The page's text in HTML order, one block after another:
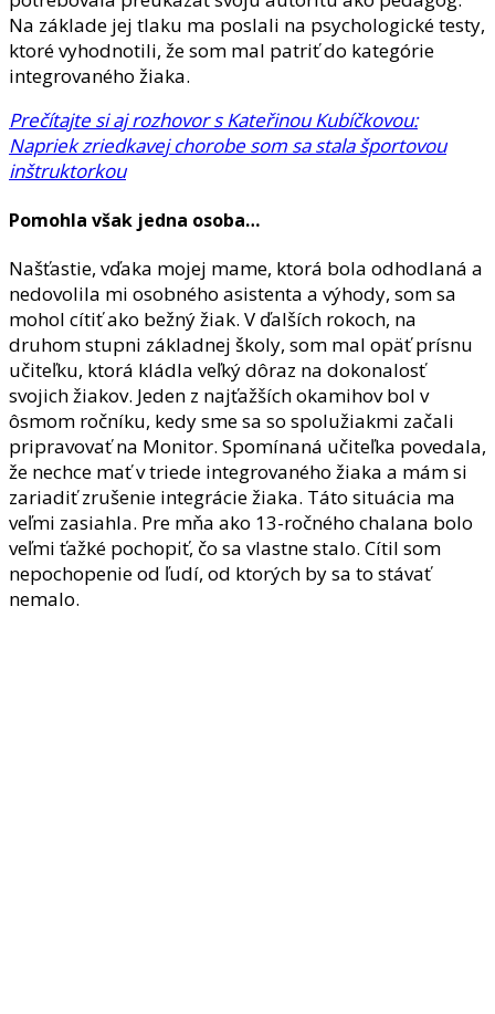
Na základe jej tlaku ma poslali na psychologické testy,
ktoré vyhodnotili, že som mal patriť do kategórie
integrovaného žiaka.
Prečítajte si aj rozhovor s Kateřinou Kubíčkovou:
Napriek zriedkavej chorobe som sa stala športovou
inštruktorkou
Pomohla však jedna osoba…
Našťastie, vďaka mojej mame, ktorá bola odhodlaná a
nedovolila mi osobného asistenta a výhody, som sa
mohol cítiť ako bežný žiak. V ďalších rokoch, na
druhom stupni základnej školy, som mal opäť prísnu
učiteľku, ktorá kládla veľký dôraz na dokonalosť
svojich žiakov. Jeden z najťažších okamihov bol v
ôsmom ročníku, kedy sme sa so spolužiakmi začali
pripravovať na Monitor. Spomínaná učiteľka povedala,
že nechce mať v triede integrovaného žiaka a mám si
zariadiť zrušenie integrácie žiaka. Táto situácia ma
veľmi zasiahla. Pre mňa ako 13-ročného chalana bolo
veľmi ťažké pochopiť, čo sa vlastne stalo. Cítil som
nepochopenie od ľudí, od ktorých by sa to stávať
nemalo.